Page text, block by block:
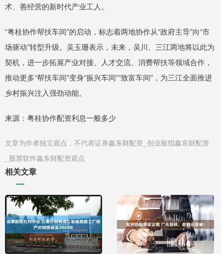
术、善经营的新时代产业工人。
“粤桂协作帮扶车间”的启动，标志着两地协作从“政府主导”向“市
场驱动”转型升级。吴玉珊表示，未来，吴川、三江两地将以此为
契机，进一步拓展产业对接、人才交流、消费帮扶等领域合作，
推动更多“帮扶车间”变身“振兴车间”“致富车间”，为三江全面推进
乡村振兴注入强劲动能。
来源：粤桂协作配资利息一般多少
文章为作者独立观点，不代表证券鑫东财配资_创业板指鑫东财配资
_股票软件鑫东财配资观点
相关文章